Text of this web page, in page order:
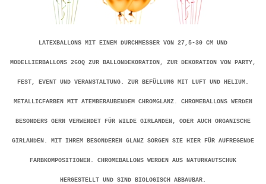
LATEXBALLONS MIT EINEM DURCHMESSER VON 27,5-30 CM UND
MODELLIERBALLONS 260Q ZUR BALLONDEKORATION, ZUR DEKORATION VON PARTY,
FEST, EVENT UND VERANSTALTUNG. ZUR BEFÜLLUNG MIT LUFT UND HELIUM.
METALLICFARBEN MIT ATEMBERAUBENDEM CHROMGLANZ. CHROMEBALLONS WERDEN
BESONDERS GERN VERWENDET FÜR WILDE GIRLANDEN, ODER AUCH ORGANISCHE
GIRLANDEN. MIT IHREM BESONDEREN GLANZ SORGEN SIE HIER FÜR AUFREGENDE
FARBKOMPOSITIONEN. CHROMEBALLONS WERDEN AUS NATURKAUTSCHUK
HERGESTELLT UND SIND BIOLOGISCH ABBAUBAR.